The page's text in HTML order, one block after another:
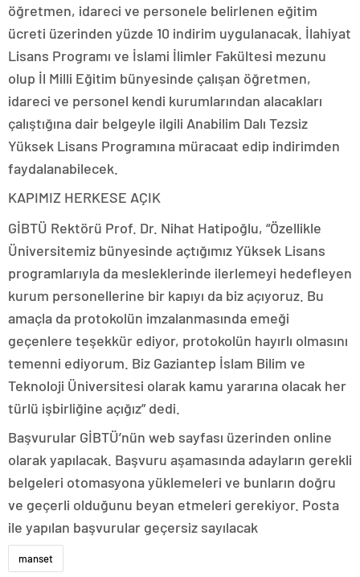
öğretmen, idareci ve personele belirlenen eğitim
ücreti üzerinden yüzde 10 indirim uygulanacak. İlahiyat
Lisans Programı ve İslami İlimler Fakültesi mezunu
olup İl Milli Eğitim bünyesinde çalışan öğretmen,
idareci ve personel kendi kurumlarından alacakları
çalıştığına dair belgeyle ilgili Anabilim Dalı Tezsiz
Yüksek Lisans Programına müracaat edip indirimden
faydalanabilecek.
KAPIMIZ HERKESE AÇIK
GİBTÜ Rektörü Prof. Dr. Nihat Hatipoğlu, “Özellikle
Üniversitemiz bünyesinde açtığımız Yüksek Lisans
programlarıyla da mesleklerinde ilerlemeyi hedefleyen
kurum personellerine bir kapıyı da biz açıyoruz. Bu
amaçla da protokolün imzalanmasında emeği
geçenlere teşekkür ediyor, protokolün hayırlı olmasını
temenni ediyorum. Biz Gaziantep İslam Bilim ve
Teknoloji Üniversitesi olarak kamu yararına olacak her
türlü işbirliğine açığız” dedi.
Başvurular GİBTÜ’nün web sayfası üzerinden online
olarak yapılacak. Başvuru aşamasında adayların gerekli
belgeleri otomasyona yüklemeleri ve bunların doğru
ve geçerli olduğunu beyan etmeleri gerekiyor. Posta
ile yapılan başvurular geçersiz sayılacak
manset